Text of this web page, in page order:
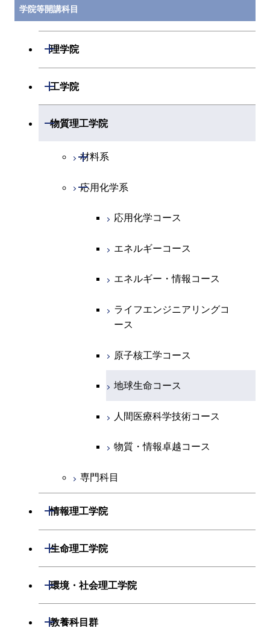
学院等開講科目
理学院
開閉
工学院
開閉
機械系
開閉
エネルギーコース
エネルギー・情報コース
エンジニアリングデザイン
コース
人間医療科学技術コース
システム制御系
システム制御コース
エンジニアリングデザイン
人間医療科学技術コース
電気電子系
電気電子コース
エネルギーコース
エネルギー・情報コース
ライフエンジニアリングコ
原子核工学コース
人間医療科学技術コース
物質・情報卓越コース
情報通信系
情報通信コース
エンジニアリングデザイン
人間医療科学技術コース
経営工学コース
エンジニアリングデザイン
物質理工学院
開閉
材料系
開閉
材料コース
エネルギーコース
エネルギー・情報コース
ライフエンジニアリングコ
原子核工学コース
人間医療科学技術コース
物質・情報卓越コース
応用化学系
開閉
応用化学コース
エネルギーコース
エネルギー・情報コース
ライフエンジニアリングコ
ース
原子核工学コース
地球生命コース
人間医療科学技術コース
物質・情報卓越コース
専門科目
情報理工学院
開閉
数理・計算科学系
開閉
知能情報コース
情報工学コース
専門科目
生命理工学院
開閉
生命理工学系
開閉
環境・社会理工学院
開閉
建築学系
開閉
教養科目群
開閉